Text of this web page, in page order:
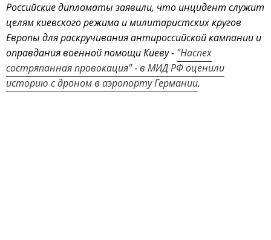
Российские дипломаты заявили, что инцидент служит
целям киевского режима и милитаристских кругов
Европы для раскручивания антироссийской кампании и
оправдания военной помощи Киеву - "Наспех
состряпанная провокация" - в МИД РФ оценили
историю с дроном в аэропорту Германии.